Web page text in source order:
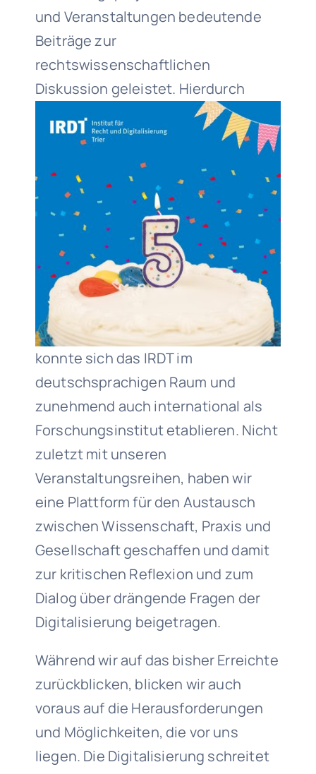
und Veranstaltungen bedeutende
Beiträge zur
rechtswissenschaftlichen
Diskussion geleistet. Hierdurch
konnte sich das IRDT im
deutschsprachigen Raum und
zunehmend auch international als
Forschungsinstitut etablieren. Nicht
zuletzt mit unseren
Veranstaltungsreihen, haben wir
eine Plattform für den Austausch
zwischen Wissenschaft, Praxis und
Gesellschaft geschaffen und damit
zur kritischen Reflexion und zum
Dialog über drängende Fragen der
Digitalisierung beigetragen.
Während wir auf das bisher Erreichte
zurückblicken, blicken wir auch
voraus auf die Herausforderungen
und Möglichkeiten, die vor uns
liegen. Die Digitalisierung schreitet